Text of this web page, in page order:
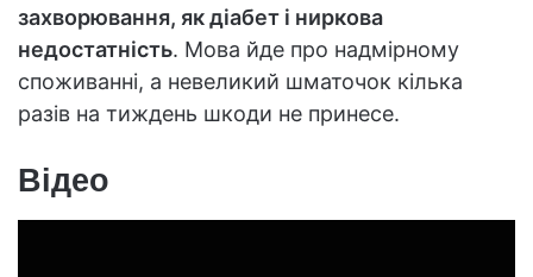
захворювання, як діабет і ниркова
недостатність. Мова йде про надмірному
споживанні, а невеликий шматочок кілька
разів на тиждень шкоди не принесе.
Відео